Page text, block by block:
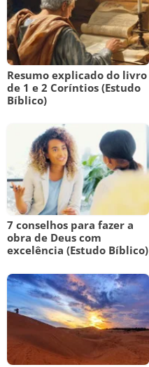
Resumo explicado do livro
de 1 e 2 Coríntios (Estudo
Bíblico)
7 conselhos para fazer a
obra de Deus com
excelência (Estudo Bíblico)